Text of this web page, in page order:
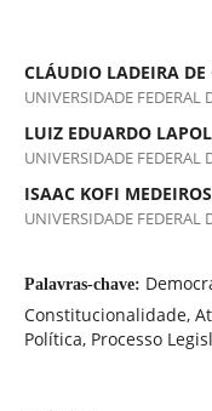
CLÁUDIO LADEIRA DE
UNIVERSIDADE FEDERAL
LUIZ EDUARDO
UNIVERSIDADE FEDERAL
ISAAC KOFI MEDEIROS
UNIVERSIDADE FEDERAL
Palavras-chave:
Constitucionalidade,
Política, Processo